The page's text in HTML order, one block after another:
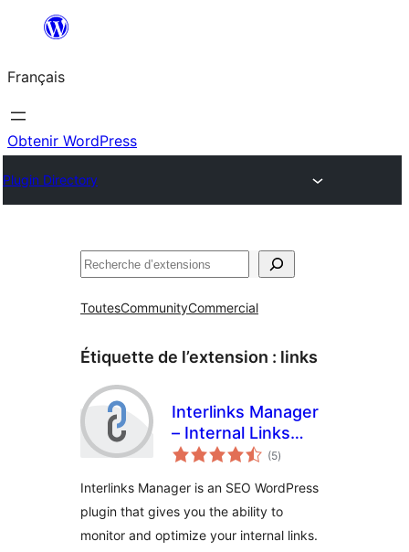
contenu
Français
Obtenir WordPress
Plugin Directory
Rechercher
ToutesCommunityCommercial
Étiquette de l’extension : links
Interlinks Manager
– Internal Links
Optimizer
(5notes
en
)
Interlinks Manager is an SEO WordPress
plugin that gives you the ability to
monitor and optimize your internal links.